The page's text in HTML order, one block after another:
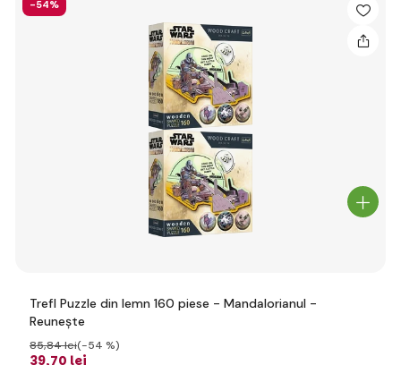
-54%
Trefl Puzzle din lemn 160 piese - Mandalorianul -
Reunește
39,70 lei
85,84 lei(-54 %)